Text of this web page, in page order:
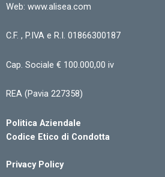
Web: www.alisea.com
C.F. , P.IVA e R.I. 01866300187
Cap. Sociale € 100.000,00 iv
REA (Pavia 227358)
Politica Aziendale
Codice Etico di Condotta
Privacy Policy